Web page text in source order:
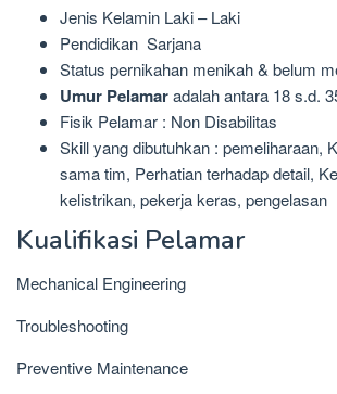
Jenis Kelamin Laki – Laki
Pendidikan Sarjana
Status pernikahan menikah & belum
Umur Pelamaradalah antara 18 s.d.
Fisik Pelamar : Non Disabilitas
Skill yang dibutuhkan : pemeliharaan,
sama tim, Perhatian terhadap detail,
kelistrikan, pekerja keras, pengelasan
Kualifikasi Pelamar
Mechanical Engineering
Troubleshooting
Preventive Maintenance